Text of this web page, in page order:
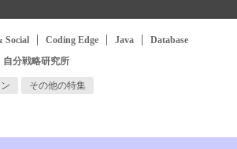
Social Coding Edge Java
Database
自分戦略研究所
その他の特集